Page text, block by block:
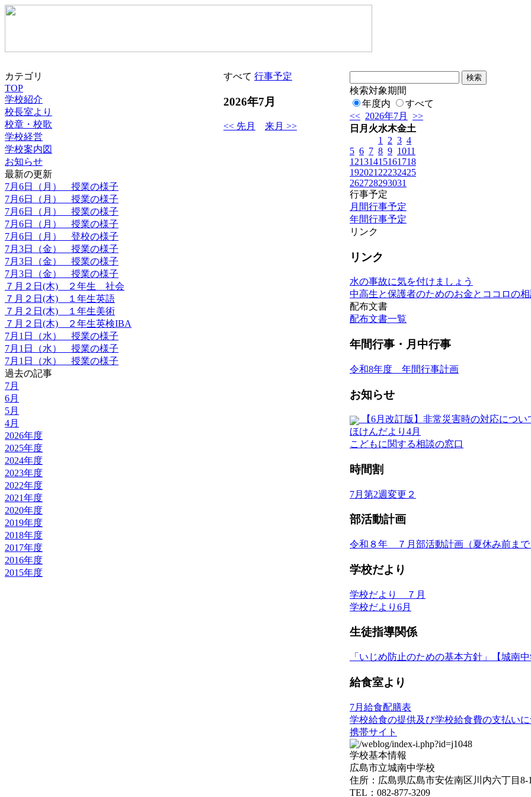
カテゴリ
TOP
学校紹介
校長室より
校章・校歌
学校経営
学校案内図
お知らせ
最新の更新
7月6日（月） 授業の様子
7月6日（月） 授業の様子
7月6日（月） 授業の様子
7月6日（月） 授業の様子
7月6日（月） 登校の様子
7月3日（金） 授業の様子
7月3日（金） 授業の様子
7月3日（金） 授業の様子
７月２日(木) ２年生 社会
７月２日(木) １年生英語
７月２日(木) １年生美術
７月２日(木) ２年生英検IBA
7月1日（水） 授業の様子
7月1日（水） 授業の様子
7月1日（水） 授業の様子
過去の記事
7月
6月
5月
4月
2026年度
2025年度
2024年度
2023年度
2022年度
2021年度
2020年度
2019年度
2018年度
2017年度
2016年度
2015年度
すべて 行事予定
2026年7月
<< 先月 来月 >>
検索対象期間
年度内
すべて
<< 2026年7月
>>
日 月 火水木金土
1
2 3 4
5 6 7 8 9 1011
12131415161718
192021 22232425
262728293031
行事予定
月間行事予定
年間行事予定
リンク
リンク
水の事故に気を付けましょう
中高生と保護者のためのお金とココロの
配布文書
配布文書一覧
年間行事・月中行事
令和8年度 年間行事計画
お知らせ
【6月改訂版】非常災害時の対応につい
ほけんだより4月
こどもに関する相談の窓口
時間割
7月第2週変更２
部活動計画
令和８年 ７月部活動計画（夏休み前ま
学校だより
学校だより ７月
学校だより6月
生徒指導関係
「いじめ防止のための基本方針」【城南
給食室より
7月給食配膳表
学校給食の提供及び学校給食費の支払い
携帯サイト
学校基本情報
広島市立城南中学校
住所：広島県広島市安佐南区川内六丁目8-
TEL：082-877-3209